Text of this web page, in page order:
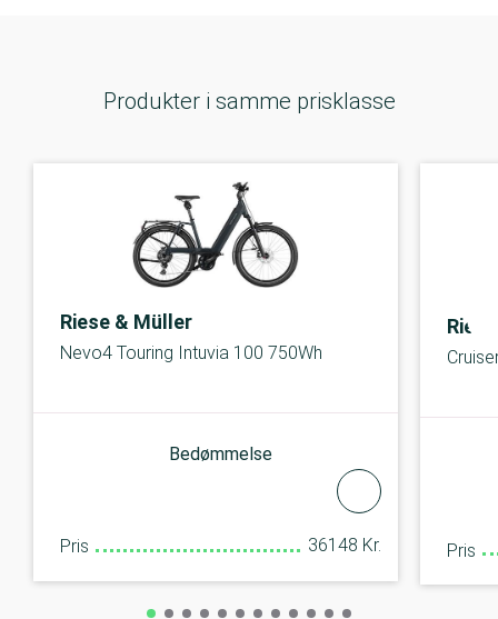
Produkter i samme prisklasse
Riese & Müller
Nevo4 Touring Intuvia 100 750Wh
Bedømmelse
Pris 36148 Kr. Pris